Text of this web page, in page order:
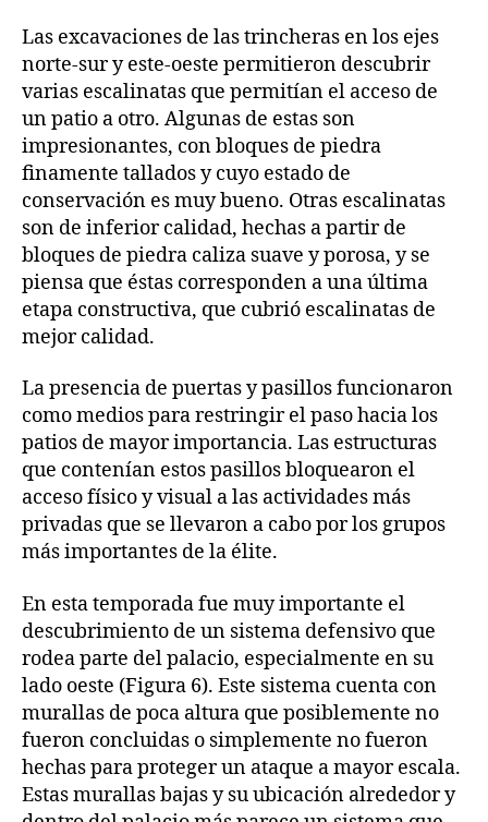
Las excavaciones de las trincheras en los ejes
norte-sur y este-oeste permitieron descubrir
varias escalinatas que permitían el acceso de
un patio a otro. Algunas de estas son
impresionantes, con bloques de piedra
finamente tallados y cuyo estado de
conservación es muy bueno. Otras escalinatas
son de inferior calidad, hechas a partir de
bloques de piedra caliza suave y porosa, y se
piensa que éstas corresponden a una última
etapa constructiva, que cubrió escalinatas de
mejor calidad.
La presencia de puertas y pasillos funcionaron
como medios para restringir el paso hacia los
patios de mayor importancia. Las estructuras
que contenían estos pasillos bloquearon el
acceso físico y visual a las actividades más
privadas que se llevaron a cabo por los grupos
más importantes de la élite.
En esta temporada fue muy importante el
descubrimiento de un sistema defensivo que
rodea parte del palacio, especialmente en su
lado oeste (Figura 6). Este sistema cuenta con
murallas de poca altura que posiblemente no
fueron concluidas o simplemente no fueron
hechas para proteger un ataque a mayor escala.
Estas murallas bajas y su ubicación alrededor y